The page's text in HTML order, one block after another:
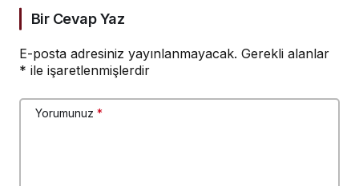
Bir Cevap Yaz
E-posta adresiniz yayınlanmayacak. Gerekli alanlar
* ile işaretlenmişlerdir
Yorumunuz *